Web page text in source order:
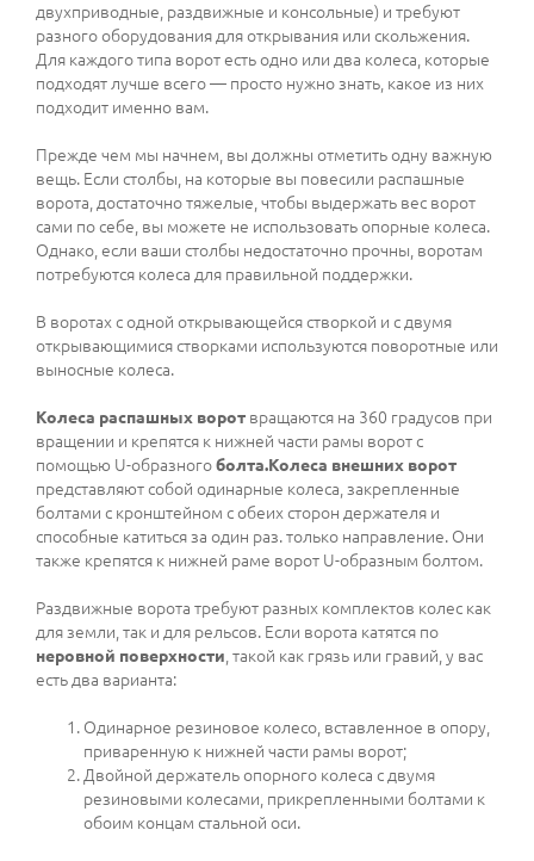
двухприводные, раздвижные и консольные) и требуют
разного оборудования для открывания или скольжения.
Для каждого типа ворот есть одно или два колеса, которые
подходят лучше всего — просто нужно знать, какое из них
подходит именно вам.
Прежде чем мы начнем, вы должны отметить одну важную
вещь. Если столбы, на которые вы повесили распашные
ворота, достаточно тяжелые, чтобы выдержать вес ворот
сами по себе, вы можете не использовать опорные колеса.
Однако, если ваши столбы недостаточно прочны, воротам
потребуются колеса для правильной поддержки.
В воротах с одной открывающейся створкой и с двумя
открывающимися створками используются поворотные или
выносные колеса.
Колеса распашных ворот вращаются на 360 градусов при
вращении и крепятся к нижней части рамы ворот с
помощью U-образногоболта.Колеса внешних ворот
представляют собой одинарные колеса, закрепленные
болтами с кронштейном с обеих сторон держателя и
способные катиться за один раз. только направление. Они
также крепятся к нижней раме ворот U-образным болтом.
Раздвижные ворота требуют разных комплектов колес как
для земли, так и для рельсов. Если ворота катятся по
неровной поверхности, такой как грязь или гравий, у вас
есть два варианта:
Одинарное резиновое колесо, вставленное в опору,
приваренную к нижней части рамы ворот;
Двойной держатель опорного колеса с двумя
резиновыми колесами, прикрепленными болтами к
обоим концам стальной оси.